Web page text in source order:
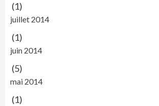
(1)
juillet 2014
(1)
juin 2014
(5)
mai 2014
(1)